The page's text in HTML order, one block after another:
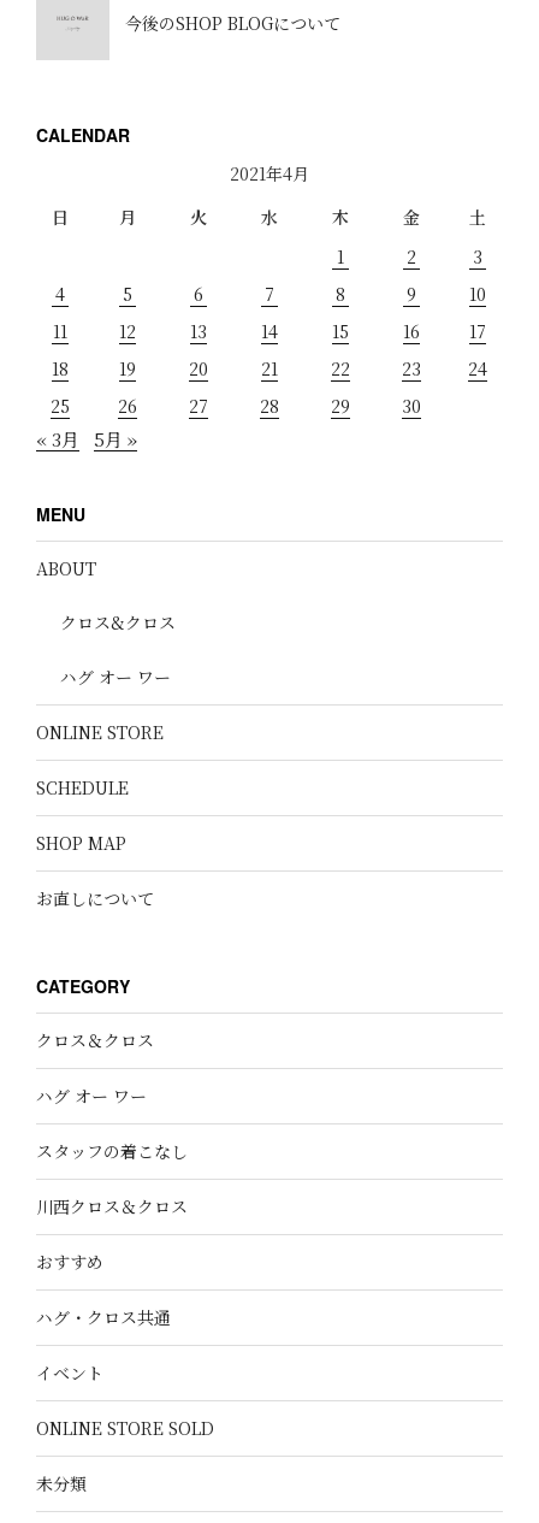
今後のSHOP BLOGについて
CALENDAR
2021年4月
日
月 火 水 木 金
土
1
2
3
4
5 6 7 8 9
10
11
12 13 14 15 16
17
18
19 20 21 22 23
24
25
26 27 28 29 30
« 3月 5月 »
MENU
ABOUT
クロス&クロス
ハグ オー ワー
ONLINE STORE
SCHEDULE
SHOP MAP
お直しについて
CATEGORY
クロス＆クロス
ハグ オー ワー
スタッフの着こなし
川西クロス＆クロス
おすすめ
ハグ・クロス共通
イベント
ONLINE STORE SOLD
未分類